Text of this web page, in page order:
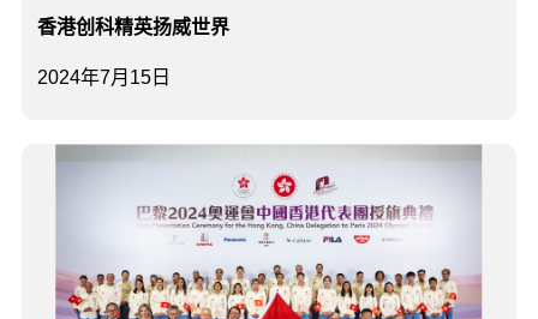
2024年7月15日
香港创科精英扬威世界